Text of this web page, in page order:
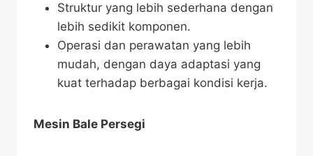
Struktur yang lebih sederhana dengan
lebih sedikit komponen.
Operasi dan perawatan yang lebih
mudah, dengan daya adaptasi yang
kuat terhadap berbagai kondisi kerja.
Mesin Bale Persegi